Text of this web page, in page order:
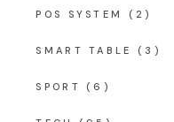
POS SYSTEM (2)
SMART TABLE (3)
SPORT (6)